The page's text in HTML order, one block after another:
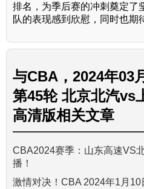
排名，为季后赛的冲刺奠定了
队的表现感到欣慰，同时也期
与CBA，2024年03
第45轮 北京北汽vs
高清版相关文章
CBA2024赛季：山东高速VS
播！
激情对决！CBA 2024年1月